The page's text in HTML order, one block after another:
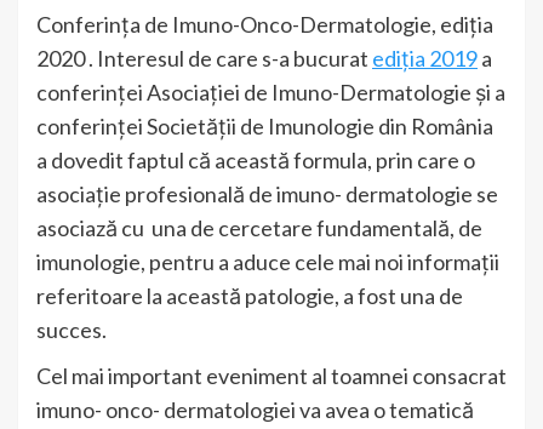
Conferința de Imuno-Onco-Dermatologie, ediția
2020 . Interesul de care s-a bucurat ediția 2019a
conferinţei Asociaţiei de Imuno-Dermatologie și a
conferinţei Societăţii de Imunologie din România
a dovedit faptul că această formula, prin care o
asociație profesională de imuno- dermatologie se
asociază cu una de cercetare fundamentală, de
imunologie, pentru a aduce cele mai noi informații
referitoare la această patologie, a fost una de
succes.
Cel mai important eveniment al toamnei consacrat
imuno- onco- dermatologiei va avea o tematică